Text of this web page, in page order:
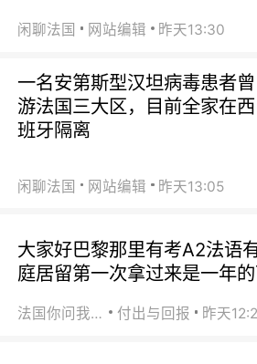
闲聊法国 网站编辑 昨天13:30
一名安第斯型汉坦病毒患者曾
游法国三大区，目前全家在西
班牙隔离
闲聊法国 网站编辑 昨天13:05
大家好巴黎那里有考A2法语
庭居留第一次拿过来是一年
法国你问我答 付出与回报 昨天